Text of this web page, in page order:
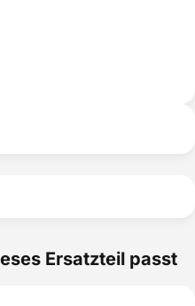
Ersatzteil passt